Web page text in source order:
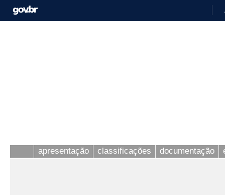
apresentação classificações documentação